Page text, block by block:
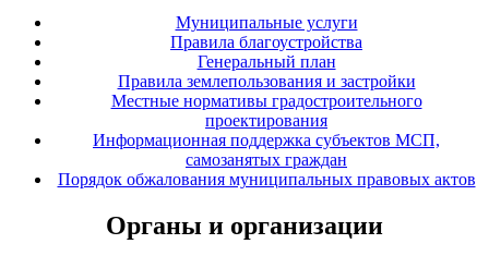
Муниципальные услуги
Правила благоустройства
Генеральный план
Правила землепользования и застройки
Местные нормативы градостроительного
проектирования
Информационная поддержка субъектов МСП,
самозанятых граждан
Порядок обжалования муниципальных правовых актов
Органы и организации